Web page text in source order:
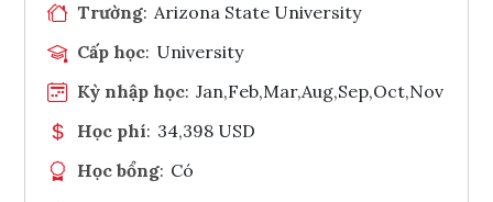
Trường: Arizona State University
Cấp học: University
Kỳ nhập học: Jan,Feb,Mar,Aug,Sep,Oct,Nov
Học phí: 34,398 USD
Học bổng: Có